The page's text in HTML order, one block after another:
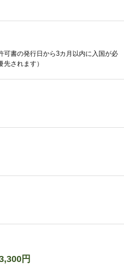
可書の発行日から3カ月以内に入国が必
されます）
円